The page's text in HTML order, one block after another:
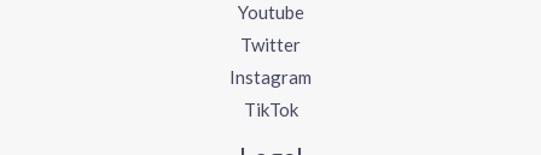
Youtube
Twitter
Instagram
TikTok